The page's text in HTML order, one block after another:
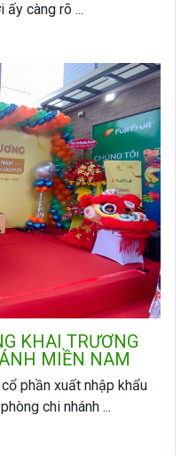
càng rõ ...
KHAI TRƯƠNG
MIỀN NAM
phần xuất nhập khẩu
chi nhánh ...